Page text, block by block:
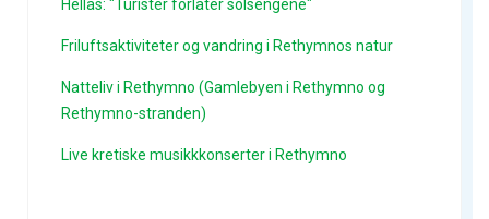
Hellas: "Turister forlater solsengene"
Friluftsaktiviteter og vandring i Rethymnos natur
Natteliv i Rethymno (Gamlebyen i Rethymno og
Rethymno-stranden)
Live kretiske musikkkonserter i Rethymno